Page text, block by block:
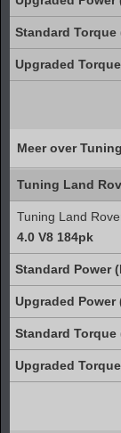
Meer over
Tuning Land
Tuning Land
4.0 V8 184pk